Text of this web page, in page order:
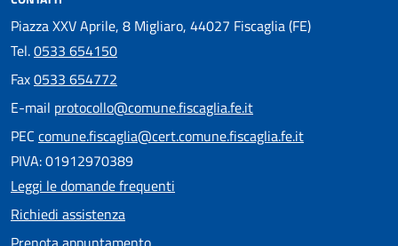
Piazza XXV Aprile, 8 Migliaro, 44027 Fiscaglia (FE)
Tel.0533 654150
Fax0533 654772
E-mail protocollo@comune.fiscaglia.fe.it
PEC comune.fiscaglia@cert.comune.fiscaglia.fe.it
PIVA: 01912970389
Leggi le domande frequenti
Richiedi assistenza